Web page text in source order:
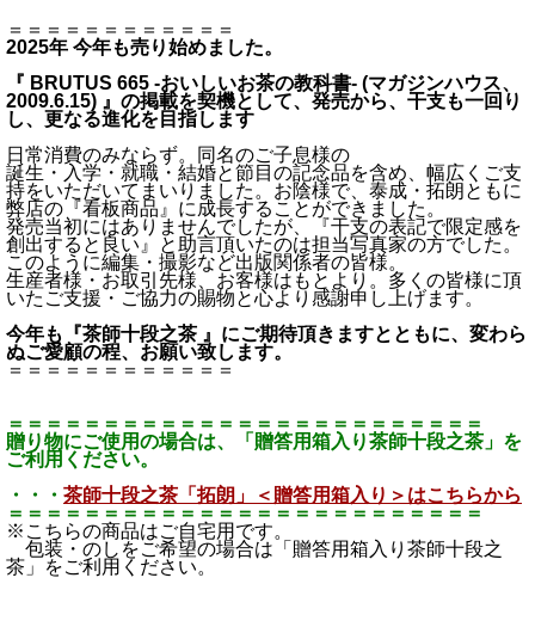
＝＝＝＝＝＝＝＝＝＝＝＝
2025年 今年も売り始めました。
『 BRUTUS 665 -おいしいお茶の教科書- (マガジンハウス、
2009.6.15) 』の掲載を契機として、発売から、干支も一回り
し、更なる進化を目指します
日常消費のみならず。同名のご子息様の
誕生・入学・就職・結婚と節目の記念品を含め、幅広くご支
持をいただいてまいりました。お陰様で、泰成・拓朗ともに
弊店の『看板商品』に成長することができました。
発売当初にはありませんでしたが、『干支の表記で限定感を
創出すると良い』と助言頂いたのは担当写真家の方でした。
このように編集・撮影など出版関係者の皆様。
生産者様・お取引先様、お客様はもとより。多くの皆様に頂
いたご支援・ご協力の賜物と心より感謝申し上げます。
今年も『茶師十段之茶 』にご期待頂きますとともに、変わら
ぬご愛顧の程、お願い致します。
＝＝＝＝＝＝＝＝＝＝＝＝
＝＝＝＝＝＝＝＝＝＝＝＝＝＝＝＝＝＝＝＝＝＝＝＝＝
贈り物にご使用の場合は、「贈答用箱入り茶師十段之茶」を
ご利用ください。
・・・ 茶師十段之茶「拓朗」＜贈答用箱入り＞はこちらから
＝＝＝＝＝＝＝＝＝＝＝＝＝＝＝＝＝＝＝＝＝＝＝＝＝
※こちらの商品はご自宅用です。
包装・のしをご希望の場合は「贈答用箱入り茶師十段之
茶」をご利用ください。